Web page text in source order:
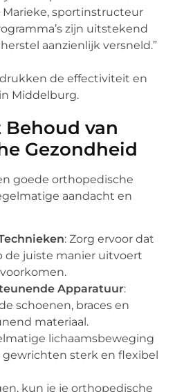
Marieke, sportinstructeur
zijn uitstekend
aanzienlijk versneld.”
de effectiviteit en
Middelburg.
Behoud van
Gezondheid
goede orthopedische
aandacht en
: Zorg ervoor dat
de juiste manier uitvoert
Apparatuur:
schoenen, braces en
materiaal.
lichaamsbeweging
sterk en flexibel
kun je je orthopedische